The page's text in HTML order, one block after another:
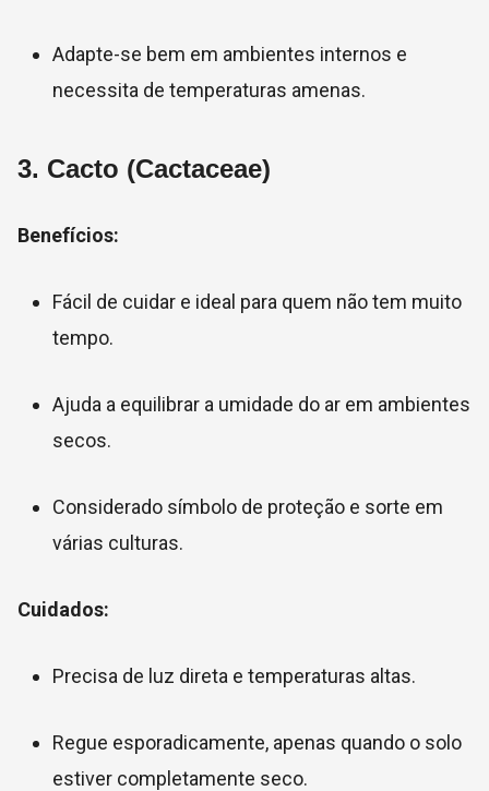
Adapte-se bem em ambientes internos e
necessita de temperaturas amenas.
3. Cacto (Cactaceae)
Benefícios:
Fácil de cuidar e ideal para quem não tem muito
tempo.
Ajuda a equilibrar a umidade do ar em ambientes
secos.
Considerado símbolo de proteção e sorte em
várias culturas.
Cuidados:
Precisa de luz direta e temperaturas altas.
Regue esporadicamente, apenas quando o solo
estiver completamente seco.